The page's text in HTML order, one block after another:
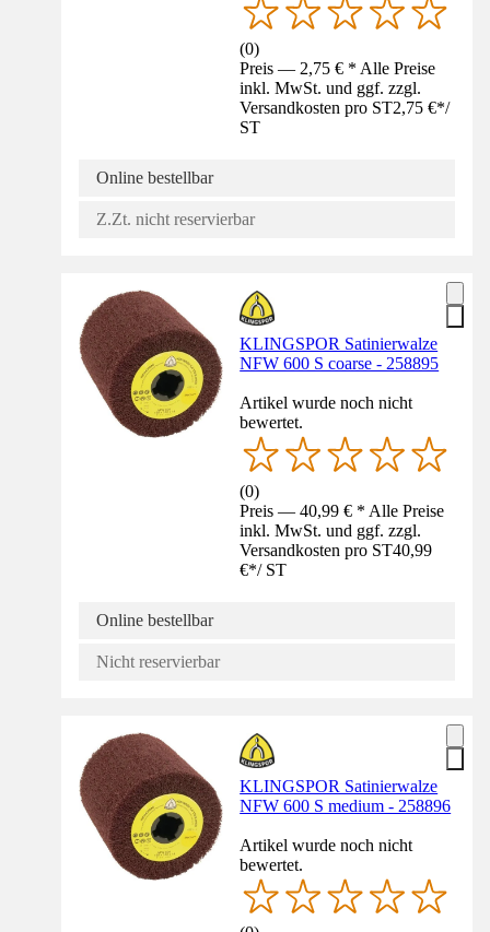
(0)
Preis — 2,75 € * Alle Preise
inkl. MwSt. und ggf. zzgl.
Versandkosten pro ST2,75 €*/
ST
Online bestellbar
Z.Zt. nicht reservierbar
KLINGSPOR Satinierwalze
NFW 600 S coarse - 258895
Artikel wurde noch nicht
bewertet.
(0)
Preis — 40,99 € * Alle Preise
inkl. MwSt. und ggf. zzgl.
Versandkosten pro ST40,99
€*/ ST
Online bestellbar
Nicht reservierbar
KLINGSPOR Satinierwalze
NFW 600 S medium - 258896
Artikel wurde noch nicht
bewertet.